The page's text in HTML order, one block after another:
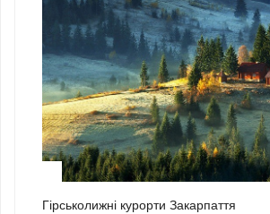
Гірськолижні курорти Закарпаття